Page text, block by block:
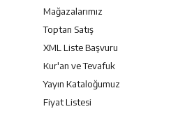
Mağazalarımız
Toptan Satış
XML Liste Başvuru
Kur'an ve Tevafuk
Yayın Kataloğumuz
Fiyat Listesi